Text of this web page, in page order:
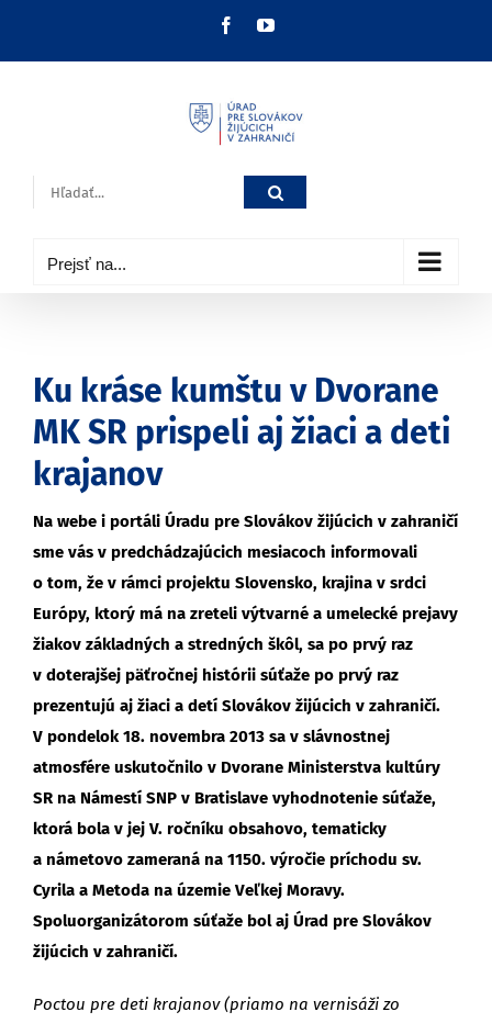
FacebookYouTube
Hľadať:
Prejsť na...
Ku kráse kumštu v Dvorane
MK SR prispeli aj žiaci a deti
krajanov
Na webe i portáli Úradu pre Slovákov žijúcich v zahraničí
sme vás v predchádzajúcich mesiacoch informovali
o tom, že v rámci projektu Slovensko, krajina v srdci
Európy, ktorý má na zreteli výtvarné a umelecké prejavy
žiakov základných a stredných škôl, sa po prvý raz
v doterajšej päťročnej histórii súťaže po prvý raz
prezentujú aj žiaci a detí Slovákov žijúcich v zahraničí.
V pondelok 18. novembra 2013 sa v slávnostnej
atmosfére uskutočnilo v Dvorane Ministerstva kultúry
SR na Námestí SNP v Bratislave vyhodnotenie súťaže,
ktorá bola v jej V. ročníku obsahovo, tematicky
a námetovo zameraná na 1150. výročie príchodu sv.
Cyrila a Metoda na územie Veľkej Moravy.
Spoluorganizátorom súťaže bol aj Úrad pre Slovákov
žijúcich v zahraničí.
Poctou pre deti krajanov (priamo na vernisáži zo